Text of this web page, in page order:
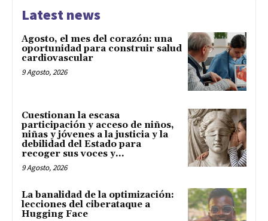
Latest news
Agosto, el mes del corazón: una
oportunidad para construir salud
cardiovascular
9 Agosto, 2026
Cuestionan la escasa
participación y acceso de niños,
niñas y jóvenes a la justicia y la
debilidad del Estado para
recoger sus voces y...
9 Agosto, 2026
La banalidad de la optimización:
lecciones del ciberataque a
Hugging Face